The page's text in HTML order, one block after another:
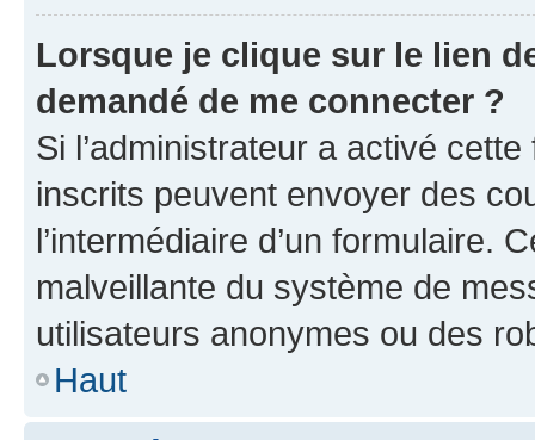
Lorsque je clique sur le lien
demandé de me connecter ?
Si l’administrateur a activé
inscrits peuvent envoyer des
l’intermédiaire d’un formulaire.
malveillante du système de
utilisateurs anonymes ou des
Haut